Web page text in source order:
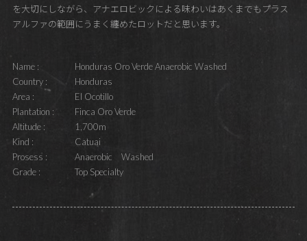
を大切にしながら、アナエロビックによる味わいはあくまでもプラス
アルファの範囲にうまく纏めたロットだと思います。
Name :
Honduras Oro Verde Anaerobic Washed
Country :
Honduras
Area :
El Ocotillo
Plantation :
Finca Oro Verde
Altitude :
1,700m
Kind :
Catuai
Prosess :
Anaerobic Washed
Grade :
Top Specialty